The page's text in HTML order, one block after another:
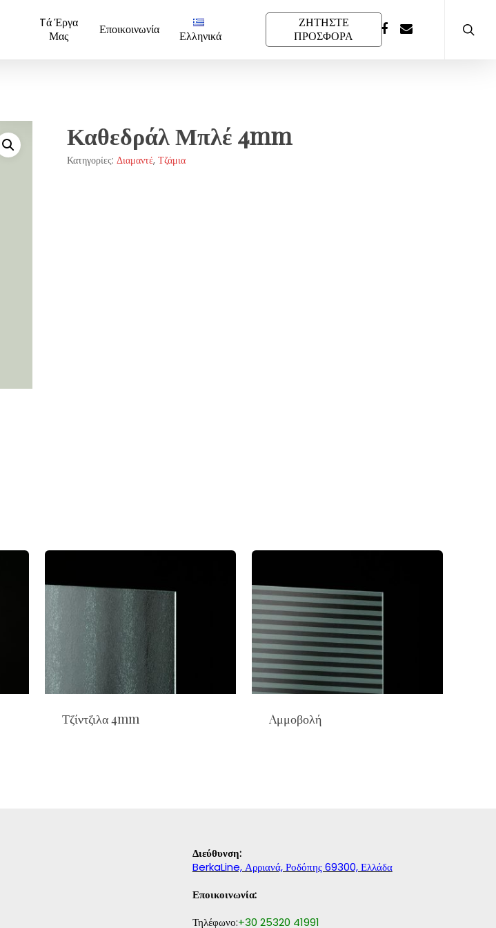
Tά Έργα
Μας
Εποικοινωνία Ελληνικά
ΖΗΤΗΣΤΕ
ΠΡΟΣΦΟΡΑ
Καθεδράλ Μπλέ 4mm
Κατηγορίες: Διαμαντέ, Τζάμια
Τζίντζιλα 4mm Aμμοβολή
Διεύθυνση:
BerkaLine, Αρριανά, Ροδόπης 69300, Ελλάδα
Εποικοινωνία:
Τηλέφωνο:+30 25320 41991